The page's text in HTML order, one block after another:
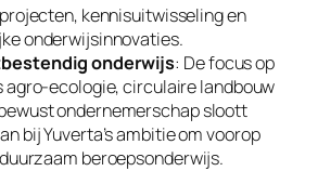
kennisuitwisseling en
onderwijsinnovaties.
onderwijs: De focus op
agro-ecologie, circulaire landbouw
ondernemerschap sloott
bij Yuverta’s ambitie om voorop
beroepsonderwijs.